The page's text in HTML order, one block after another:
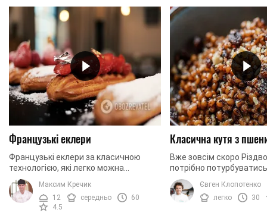
Французькі еклери
Французькі еклери за класичною
технологією, які легко можна
приготувати вдома. Сьогодні ми
готуємо еклери із заварним кремом.
Щоб надати крему ...
Максим Кречик
12
середньо
60
4.5
Класична кутя з
Вже зовсім скоро
потрібно
ваша святкова кутя. У
рецепт входить
також багато ...
Євген Клопотенко
легко
30